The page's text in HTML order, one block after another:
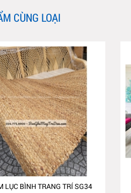
CÙNG LOẠI
LỤC BÌNH TRANG TRÍ SG34